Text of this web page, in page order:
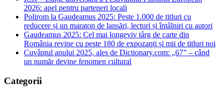
2026: apel pentru parteneri locali
Polirom la Gaudeamus 2025: Peste 1.000 de titluri cu
reducere și un maraton de lansări, lecturi și întâlniri cu autori
Gaudeamus 2025: Cel mai longeviv târg de carte din
România revine cu peste 180 de expozanți și mii de titluri noi
Cuvântul anului 2025, ales de Dictionary.com: „67” – când
un număr devine fenomen cultural
Categorii